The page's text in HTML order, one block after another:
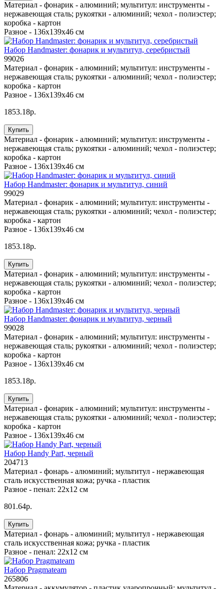
Материал - фонарик - алюминий; мультитул: инструменты -
нержавеющая сталь; рукоятки - алюминий; чехол - полиэстер;
коробка - картон
Разное - 136х139х46 см
Набор Handmaster: фонарик и мультитул, серебристый
99026
Материал - фонарик - алюминий; мультитул: инструменты -
нержавеющая сталь; рукоятки - алюминий; чехол - полиэстер;
коробка - картон
Разное - 136х139х46 см
1853.18р.
Купить
Материал - фонарик - алюминий; мультитул: инструменты -
нержавеющая сталь; рукоятки - алюминий; чехол - полиэстер;
коробка - картон
Разное - 136х139х46 см
Набор Handmaster: фонарик и мультитул, синий
99029
Материал - фонарик - алюминий; мультитул: инструменты -
нержавеющая сталь; рукоятки - алюминий; чехол - полиэстер;
коробка - картон
Разное - 136х139х46 см
1853.18р.
Купить
Материал - фонарик - алюминий; мультитул: инструменты -
нержавеющая сталь; рукоятки - алюминий; чехол - полиэстер;
коробка - картон
Разное - 136х139х46 см
Набор Handmaster: фонарик и мультитул, черный
99028
Материал - фонарик - алюминий; мультитул: инструменты -
нержавеющая сталь; рукоятки - алюминий; чехол - полиэстер;
коробка - картон
Разное - 136х139х46 см
1853.18р.
Купить
Материал - фонарик - алюминий; мультитул: инструменты -
нержавеющая сталь; рукоятки - алюминий; чехол - полиэстер;
коробка - картон
Разное - 136х139х46 см
Набор Handy Part, черный
204713
Материал - фонарь - алюминий; мультитул - нержавеющая
сталь искусственная кожа; ручка - пластик
Разное - пенал: 22х12 см
801.64р.
Купить
Материал - фонарь - алюминий; мультитул - нержавеющая
сталь искусственная кожа; ручка - пластик
Разное - пенал: 22х12 см
Набор Pragmateam
265806